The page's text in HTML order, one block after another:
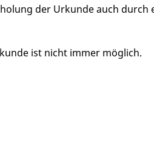
der Urkunde auch
ist nicht immer möglich.